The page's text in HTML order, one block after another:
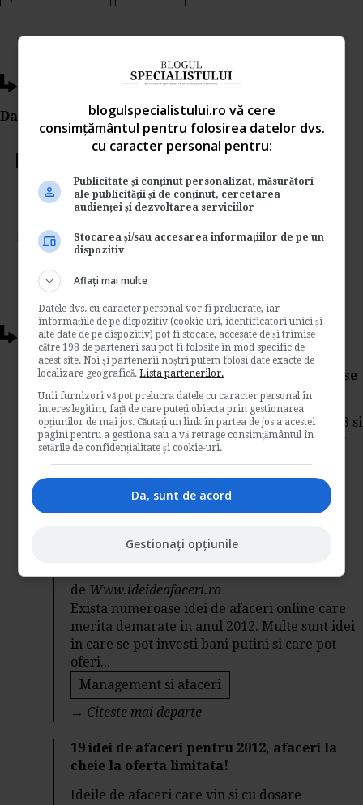
Ti-a placut acest articol?
Da Like, Printeaza sau trimite pe Email!
Rating:
Nota:5 din1voturi
Articole conexe
16 idei de afaceri pentru 2013, idei cu sanse
de viitor!
Unele idei de afaceri sunt ideale pentru 2013 si
detin sanse serioase de viitor. Cei care le vor
valorifica vor miza pe produse si servicii
cerute in...
Management si afaceri
de Www.ideideafaceri.ro
Exista numeroase idei de afaceri online care
merita demarate in anul 2012. Multe sunt idei
in care se pot investi bani putini si care pot
oferi...
Management si afaceri
→ Citeste mai departe
19 idei de afaceri pentru 2012, afaceri la
cheie la oferta limitata!
Ideile de afaceri care vin si cu dosare
blogulspecialistului.ro vă cere
consimțământul pentru folosirea datelor dvs.
cu caracter personal pentru:
Publicitate și conținut personalizat, măsurători
ale publicității și de conținut, cercetarea
audienței și dezvoltarea serviciilor
Stocarea și/sau accesarea informațiilor de pe un
dispozitiv
Aflați mai multe
Datele dvs. cu caracter personal vor fi prelucrate, iar
informațiile de pe dispozitiv (cookie-uri, identificatori unici și
alte date de pe dispozitiv) pot fi stocate, accesate de și trimise
către 198 de parteneri sau pot fi folosite în mod specific de
acest site. Noi și partenerii noștri putem folosi date exacte de
localizare geografică.Lista partenerilor.
Unii furnizori vă pot prelucra datele cu caracter personal în
interes legitim, față de care puteți obiecta prin gestionarea
opțiunilor de mai jos. Căutați un link în partea de jos a acestei
pagini pentru a gestiona sau a vă retrage consimțământul în
setările de confidențialitate și cookie-uri.
Da, sunt de acord
Gestionați opțiunile